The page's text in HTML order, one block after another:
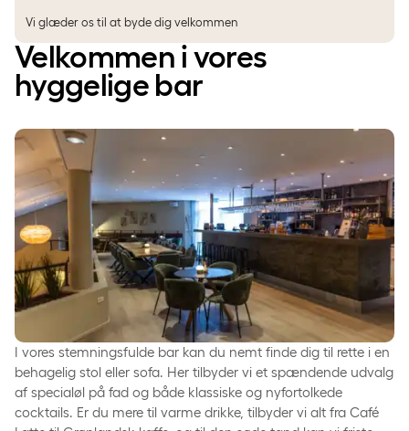
Vi glæder os til at byde dig velkommen
Velkommen i vores
hyggelige bar
I vores stemningsfulde bar kan du nemt finde dig til rette i en
behagelig stol eller sofa. Her tilbyder vi et spændende udvalg
af specialøl på fad og både klassiske og nyfortolkede
cocktails. Er du mere til varme drikke, tilbyder vi alt fra Café